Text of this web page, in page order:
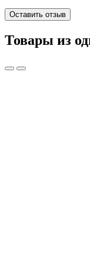
Оставить отзыв
Товары из